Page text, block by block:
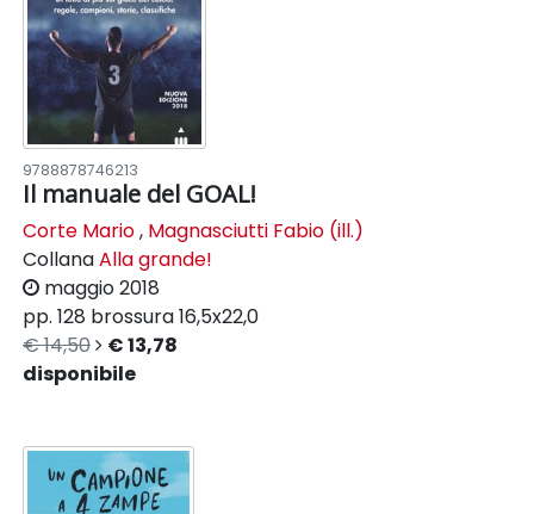
9788878746213
Il manuale del GOAL!
Corte Mario, Magnasciutti Fabio (ill.)
CollanaAlla grande!
maggio 2018
pp. 128 brossura16,5x22,0
€ 14,50
€ 13,78
disponibile